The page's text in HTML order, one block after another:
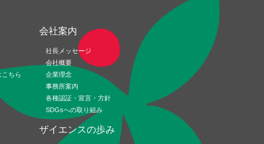
こちら
会社案内
社長メッセージ
会社概要
企業理念
事務所案内
各種認証・宣言・方針
SDGsへの取り組み
ザイエンスの歩み